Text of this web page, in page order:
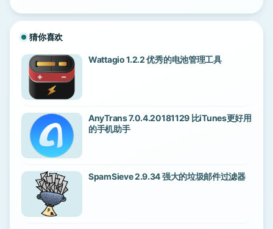
猜你喜欢
Wattagio 1.2.2 优秀的电池管理工具
AnyTrans 7.0.4.20181129 比iTunes更好用
的手机助手
SpamSieve 2.9.34 强大的垃圾邮件过滤器